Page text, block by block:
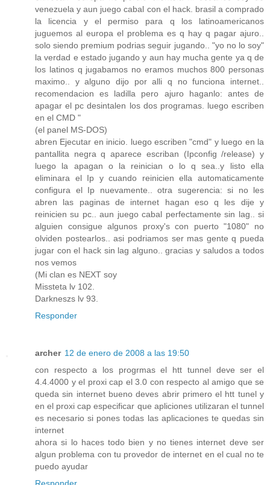
venezuela y aun juego cabal con el hack. brasil a comprado
la licencia y el permiso para q los latinoamericanos
juguemos al europa el problema es q hay q pagar ajuro..
solo siendo premium podrias seguir jugando.. "yo no lo soy"
la verdad e estado jugando y aun hay mucha gente ya q de
los latinos q jugabamos no eramos muchos 800 personas
maximo.. y alguno dijo por alli q no funciona internet..
recomendacion es ladilla pero ajuro haganlo: antes de
apagar el pc desintalen los dos programas. luego escriben
en el CMD "
(el panel MS-DOS)
abren Ejecutar en inicio. luego escriben "cmd" y luego en la
pantallita negra q aparece escriban (Ipconfig /release) y
luego la apagan o la reinician o lo q sea..y listo ella
eliminara el Ip y cuando reinicien ella automaticamente
configura el Ip nuevamente.. otra sugerencia: si no les
abren las paginas de internet hagan eso q les dije y
reinicien su pc.. aun juego cabal perfectamente sin lag.. si
alguien consigue algunos proxy's con puerto "1080" no
olviden postearlos.. asi podriamos ser mas gente q pueda
jugar con el hack sin lag alguno.. gracias y saludos a todos
nos vemos
(Mi clan es NEXT soy
Missteta lv 102.
Darkneszs lv 93.
Responder
archer 12 de enero de 2008 a las 19:50
con respecto a los progrmas el htt tunnel deve ser el
4.4.4000 y el proxi cap el 3.0 con respecto al amigo que se
queda sin internet bueno deves abrir primero el htt tunel y
en el proxi cap especificar que apliciones utilizaran el tunnel
es necesario si pones todas las aplicaciones te quedas sin
internet
ahora si lo haces todo bien y no tienes internet deve ser
algun problema con tu provedor de internet en el cual no te
puedo ayudar
Responder